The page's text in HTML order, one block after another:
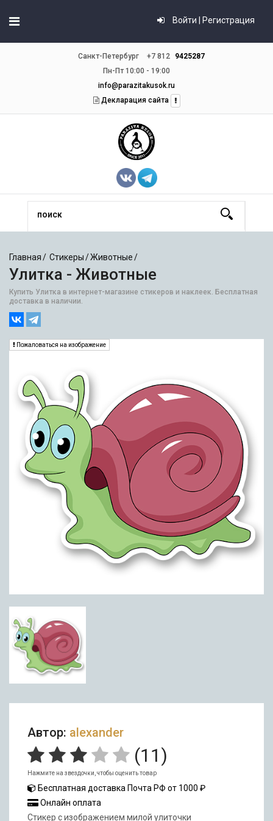
Войти | Регистрация
Санкт-Петербург +7 812
9425287
Пн-Пт 10:00 - 19:00
info@parazitakusok.ru
Декларация сайта
Главная Стикеры Животные
Улитка - Животные
Купить Улитка в интернет-магазине стикеров и наклеек. Бесплатная
доставка в наличии.
Пожаловаться на изображение
Автор: alexander
(11 )
Нажмите на звездочки, чтобы оценить товар
Бесплатная доставка Почта РФ от 1000 ₽
Онлайн оплата
Cтикер с изображением милой улиточки